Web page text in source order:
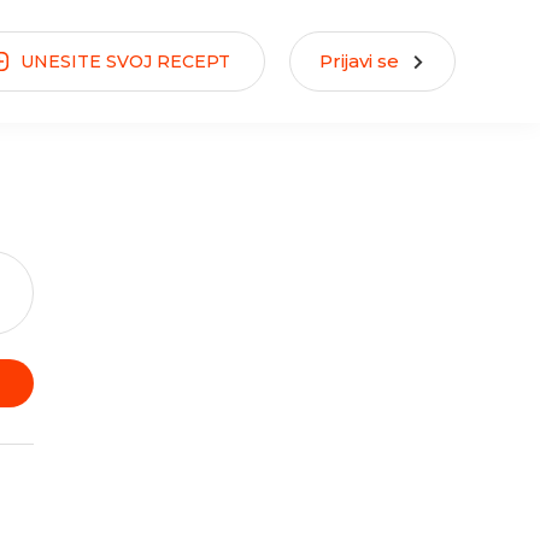
UNESITE SVOJ RECEPT Prijavi se